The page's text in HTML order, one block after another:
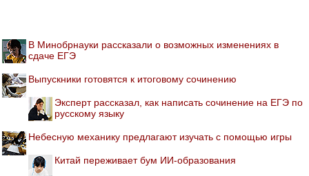
В Минобрнауки рассказали о возможных изменениях в
сдаче ЕГЭ
Выпускники готовятся к итоговому сочинению
Эксперт рассказал, как написать сочинение на ЕГЭ по
русскому языку
Небесную механику предлагают изучать с помощью игры
Китай переживает бум ИИ-образования